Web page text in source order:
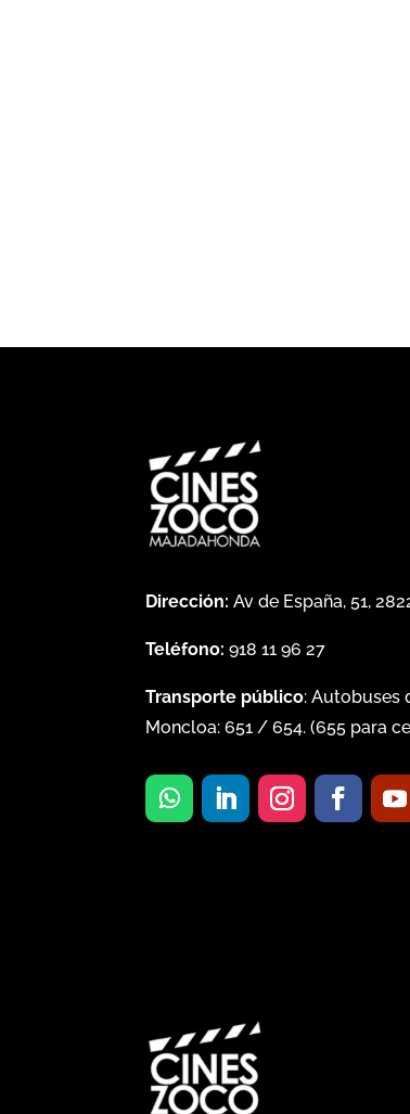
Dirección: Av de España, 51,
Teléfono: 918 11 96 27
Transporte público: Autobuses
Moncloa:651 /654. (655 para